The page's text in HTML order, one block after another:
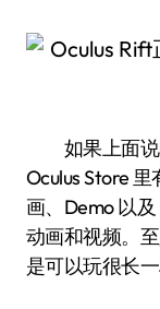
如果上面说
Oculus Store
画、Demo 以及
动画和视频。
是可以玩很长一